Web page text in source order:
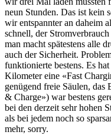
neun Stunden. Das ist kein
wir entspannter an daheim
schnell, der
man macht spätestens alle
auch der Sicherheit.
funktionierte bestens. Es
Kilometer eine «Fast
genügend freie Säulen,
& Charge») war bestens
bei den derzeit sehr hohen
als bei jedem noch so
mehr, sorry.